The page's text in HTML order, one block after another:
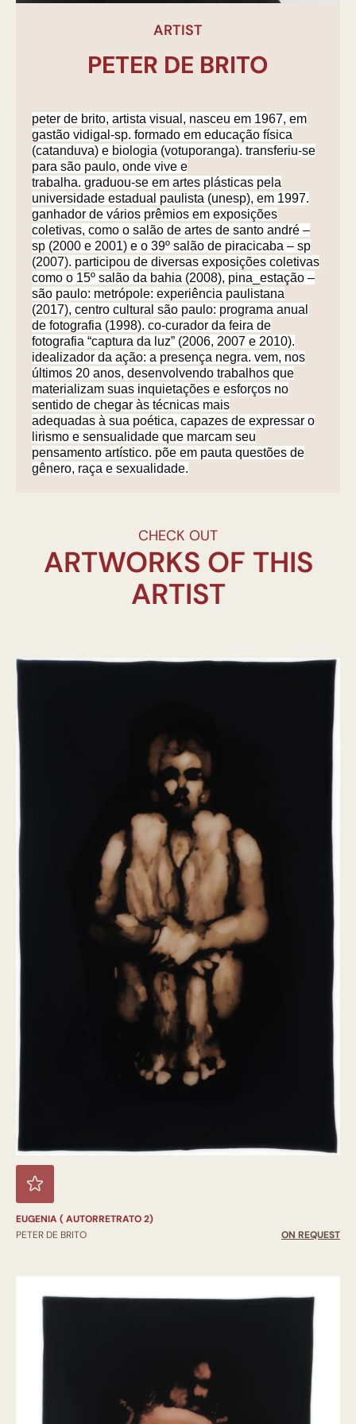
ARTIST
PETER DE BRITO
peter de brito, artista visual, nasceu em 1967, em
gastão vidigal-sp. formado em educação física
(catanduva) e biologia (votuporanga). transferiu-se
para são paulo, onde vive e
trabalha. graduou-se em artes plásticas pela
universidade estadual paulista (unesp), em 1997.
ganhador de vários prêmios em exposições
coletivas, como o salão de artes de santo andré –
sp (2000 e 2001) e o 39º salão de piracicaba – sp
(2007). participou de diversas exposições coletivas
como o 15º salão da bahia (2008), pina_estação –
são paulo: metrópole: experiência paulistana
(2017), centro cultural são paulo: programa anual
de fotografia (1998). co-curador da feira de
fotografia “captura da luz” (2006, 2007 e 2010).
idealizador da ação: a presença negra. vem, nos
últimos 20 anos, desenvolvendo trabalhos que
materializam suas inquietações e esforços no
sentido de chegar às técnicas mais
adequadas à sua poética, capazes de expressar o
lirismo e sensualidade que marcam seu
pensamento artístico. põe em pauta questões de
gênero, raça e sexualidade.
CHECK OUT
ARTWORKS OF THIS
ARTIST
EUGENIA ( AUTORRETRATO 2)
PETER DE BRITO
ON REQUEST